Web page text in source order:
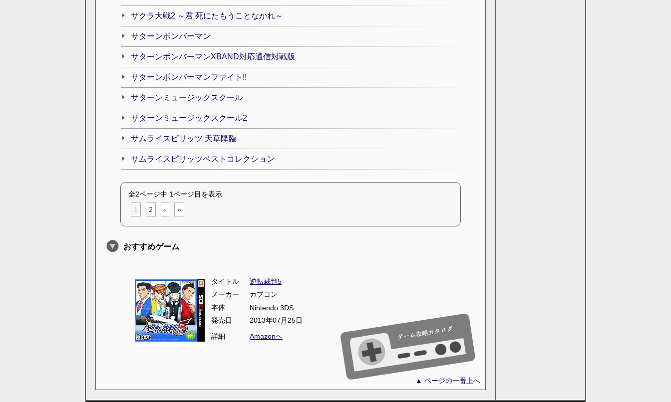
サクラ大戦2 ～君 死にたもうことなかれ～
サターンボンバーマン
サターンボンバーマンXBAND対応通信対戦版
サターンボンバーマンファイト!!
サターンミュージックスクール
サターンミュージックスクール2
サムライスピリッツ 天草降臨
サムライスピリッツベストコレクション
全2ページ中 1ページ目を表示
1
2 › »
おすすめゲーム
タイトル
逆転裁判5
メーカー
カプコン
本体
Nintendo 3DS
発売日
2013年07月25日
詳細
Amazonへ
▲ ページの一番上へ